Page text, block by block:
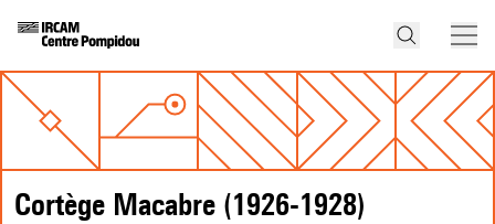
Cortège Macabre (1926-1928)